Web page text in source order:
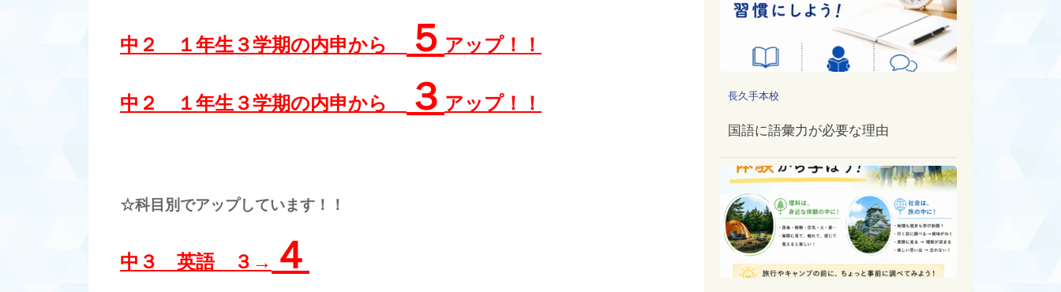
中２ １年生３学期の内申から ５ アップ！！
中２ １年生３学期の内申から ３ アップ！！
☆科目別でアップしています！！
中３ 英語 ３→ ４
長久手本校
国語に語彙力が必要な理由